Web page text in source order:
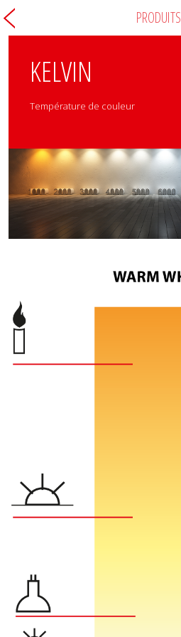
PRODUITS
KELVIN
Température de couleur